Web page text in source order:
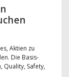
Aktien zu
Die Basis-
Quality, Safety,